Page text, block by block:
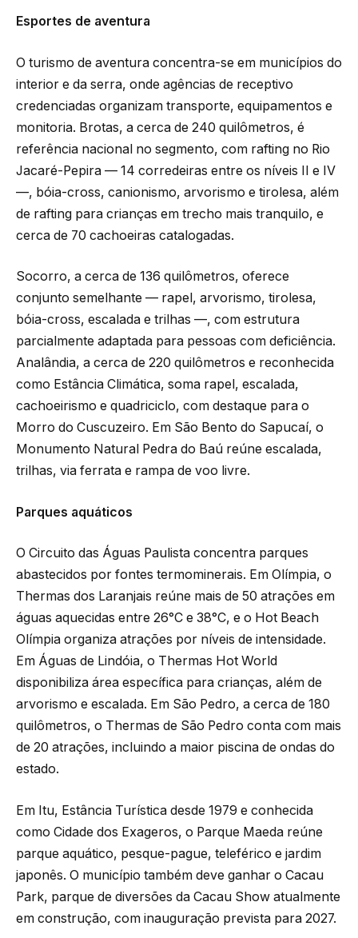
Esportes de aventura
O turismo de aventura concentra-se em municípios do
interior e da serra, onde agências de receptivo
credenciadas organizam transporte, equipamentos e
monitoria. Brotas, a cerca de 240 quilômetros, é
referência nacional no segmento, com rafting no Rio
Jacaré-Pepira — 14 corredeiras entre os níveis II e IV
—, bóia-cross, canionismo, arvorismo e tirolesa, além
de rafting para crianças em trecho mais tranquilo, e
cerca de 70 cachoeiras catalogadas.
Socorro, a cerca de 136 quilômetros, oferece
conjunto semelhante — rapel, arvorismo, tirolesa,
bóia-cross, escalada e trilhas —, com estrutura
parcialmente adaptada para pessoas com deficiência.
Analândia, a cerca de 220 quilômetros e reconhecida
como Estância Climática, soma rapel, escalada,
cachoeirismo e quadriciclo, com destaque para o
Morro do Cuscuzeiro. Em São Bento do Sapucaí, o
Monumento Natural Pedra do Baú reúne escalada,
trilhas, via ferrata e rampa de voo livre.
Parques aquáticos
O Circuito das Águas Paulista concentra parques
abastecidos por fontes termominerais. Em Olímpia, o
Thermas dos Laranjais reúne mais de 50 atrações em
águas aquecidas entre 26°C e 38°C, e o Hot Beach
Olímpia organiza atrações por níveis de intensidade.
Em Águas de Lindóia, o Thermas Hot World
disponibiliza área específica para crianças, além de
arvorismo e escalada. Em São Pedro, a cerca de 180
quilômetros, o Thermas de São Pedro conta com mais
de 20 atrações, incluindo a maior piscina de ondas do
estado.
Em Itu, Estância Turística desde 1979 e conhecida
como Cidade dos Exageros, o Parque Maeda reúne
parque aquático, pesque-pague, teleférico e jardim
japonês. O município também deve ganhar o Cacau
Park, parque de diversões da Cacau Show atualmente
em construção, com inauguração prevista para 2027.